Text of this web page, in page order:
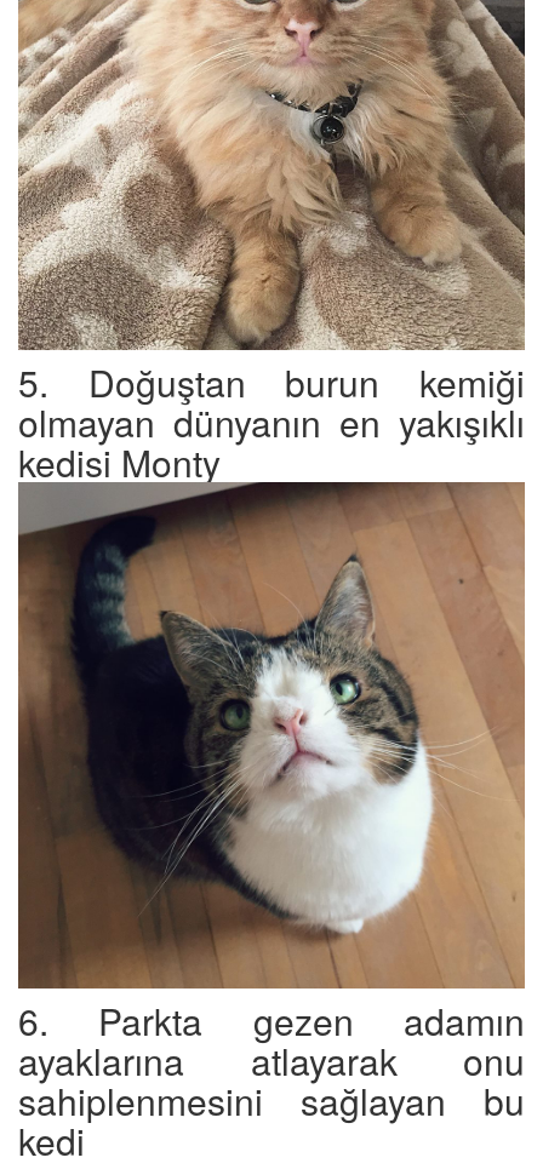
5. Doğuştan burun kemiği
olmayan dünyanın en yakışıklı
kedisi Monty
6. Parkta gezen adamın
ayaklarına atlayarak onu
sahiplenmesini sağlayan bu
kedi